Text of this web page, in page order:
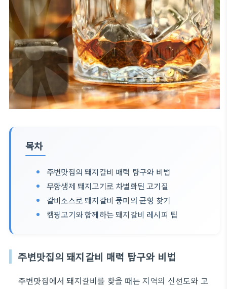
목차
주변맛집의 돼지갈비 매력 탐구와 비법
무항생제 돼지고기로 차별화된 고기질
갈비소스로 돼지갈비 풍미의 균형 찾기
캠핑고기와 함께하는 돼지갈비 레시피 팁
주변맛집의 돼지갈비 매력 탐구와 비법
주변맛집에서 돼지갈비를 찾을 때는 지역의 신선도와 고